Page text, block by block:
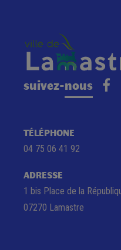
suivez-nous
TÉLÉPHONE
04 75 06 41 92
ADRESSE
1 bis Place de la
07270 Lamastre